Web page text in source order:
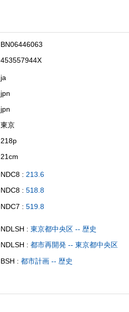
BN06446063
453557944X
ja
jpn
jpn
東京
218p
21cm
NDC8 : 213.6
NDC8 : 518.8
NDC7 : 519.8
NDLSH : 東京都中央区 -- 歴史
NDLSH : 都市再開発 -- 東京都中央区
BSH : 都市計画 -- 歴史